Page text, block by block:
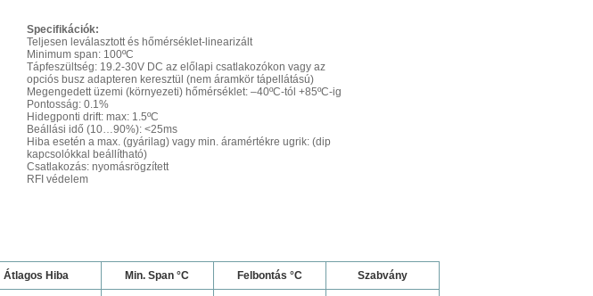
Specifikációk:
Teljesen leválasztott és hőmérséklet-linearizált
Minimum span: 100ºC
Tápfeszültség: 19.2-30V DC az előlapi csatlakozókon vagy az
opciós busz adapteren keresztül (nem áramkör tápellátású)
Megengedett üzemi (környezeti) hőmérséklet: –40ºC-tól +85ºC-ig
Pontosság: 0.1%
Hidegponti drift: max: 1.5ºC
Beállási idő (10…90%): <25ms
Hiba esetén a max. (gyárilag) vagy min. áramértékre ugrik: (dip
kapcsolókkal beállítható)
Csatlakozás: nyomásrögzített
RFI védelem
Átlagos Hiba Min. Span °C Felbontás °C Szabvány